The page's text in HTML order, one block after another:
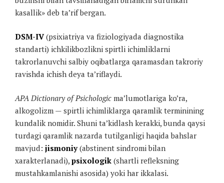
kasallik» deb ta’rif bergan.
DSM-IV(psixiatriya va fiziologiyada diagnostika
standarti) ichkilikbozlikni spirtli ichimliklarni
takrorlanuvchi salbiy oqibatlarga qaramasdan takroriy
ravishda ichish deya ta’riflaydi.
APA Dictionary of Psichologic ma’lumotlariga ko’ra,
alkogolizm — spirtli ichimliklarga qaramlik terminining
kundalik nomidir. Shuni ta’kidlash kerakki, bunda qaysi
turdagi qaramlik nazarda tutilganligi haqida bahslar
mavjud: jismoniy(abstinent sindromi bilan
xarakterlanadi), psixologik (shartli refleksning
mustahkamlanishi asosida) yoki har ikkalasi.